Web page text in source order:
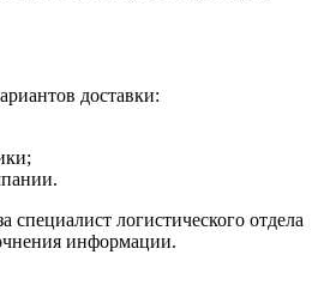
доставки:
специалист логистического отдела
информации.